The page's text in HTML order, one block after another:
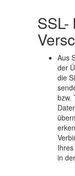
SSL-
Aus
der
die
bzw.
in